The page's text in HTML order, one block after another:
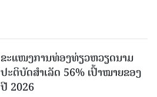
ຂະ​ແໜງ​ການ​ທ່ອງ​ທ່ຽວຫວຽດນາມ ​
ປະ​ຕິ​ບັດ​ສຳ​ເລັດ 56% ເປົ້າ​ໝາຍຂອງ
ປີ 2026